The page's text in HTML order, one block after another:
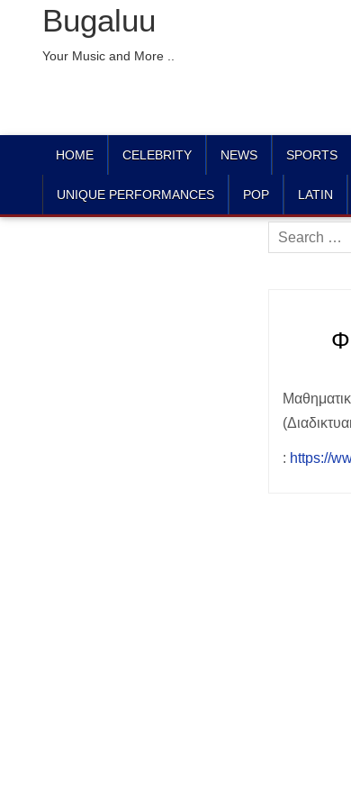
Bugaluu
Your Music and More ..
HOME CELEBRITY NEWS SPORTS
UNIQUE PERFORMANCES POP LATIN
Search
for:
: https://